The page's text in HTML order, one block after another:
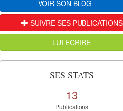
VOIR SON BLOG
SUIVRE SES PUBLICATIONS
LUI ECRIRE
SES STATS
13
Publications